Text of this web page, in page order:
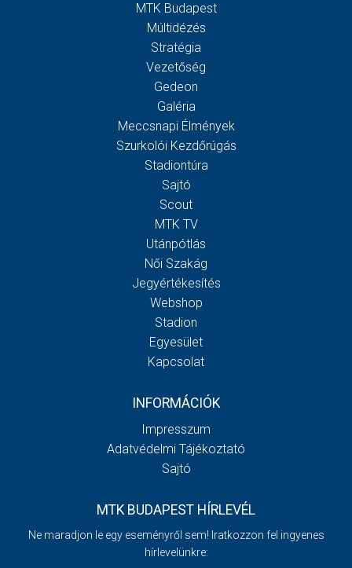
MTK Budapest
Múltidézés
Stratégia
Vezetőség
Gedeon
Galéria
Meccsnapi Élmények
Szurkolói Kezdőrúgás
Stadiontúra
Sajtó
Scout
MTK TV
Utánpótlás
Női Szakág
Jegyértékesítés
Webshop
Stadion
Egyesület
Kapcsolat
INFORMÁCIÓK
Impresszum
Adatvédelmi Tájékoztató
Sajtó
MTK BUDAPEST HÍRLEVÉL
Ne maradjon le egy eseményről sem! Iratkozzon fel ingyenes
hírlevelünkre: